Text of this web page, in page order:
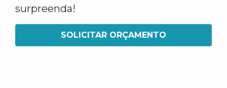
surpreenda!
SOLICITAR ORÇAMENTO